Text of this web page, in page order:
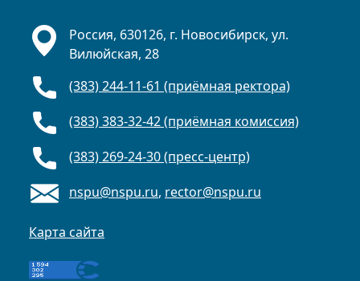
Россия, 630126, г. Новосибирск, ул.
Вилюйская, 28
(383) 244-11-61 (приёмная ректора)
(383) 383-32-42 (приёмная комиссия)
(383) 269-24-30 (пресс-центр)
nspu@nspu.ru, rector@nspu.ru
Карта сайта